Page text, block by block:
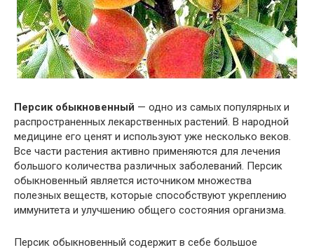
Персик обыкновенный — одно из самых популярных и
распространенных лекарственных растений. В народной
медицине его ценят и используют уже несколько веков.
Все части растения активно применяются для лечения
большого количества различных заболеваний. Персик
обыкновенный является источником множества
полезных веществ, которые способствуют укреплению
иммунитета и улучшению общего состояния организма.
Персик обыкновенный содержит в себе большое